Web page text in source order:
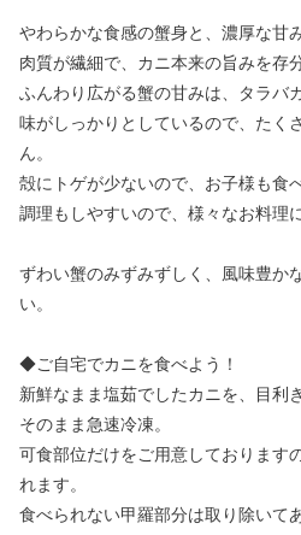
やわらかな食感の蟹身と、濃厚な甘
肉質が繊細で、カニ本来の旨みを存
ふんわり広がる蟹の甘みは、タラバ
味がしっかりとしているので、たく
ん。
殻にトゲが少ないので、お子様も食
調理もしやすいので、様々なお料理
ずわい蟹のみずみずしく、風味豊か
い。
◆ご自宅でカニを食べよう！
新鮮なまま塩茹でしたカニを、目利
そのまま急速冷凍。
可食部位だけをご用意しております
れます。
食べられない甲羅部分は取り除いて